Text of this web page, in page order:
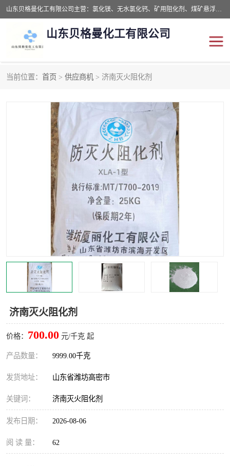
山东贝格曼化工有限公司主营：氯化镁、无水氯化钙、矿用阻化剂、煤矿悬浮剂、道路抑尘剂、氢氧化镁，防灭火剂等，公司位于山东省潍坊市滨海经济开发区,是专业从事对各种精细化工集研究、开发、制造于一体的现代化大型跨境化工企业，公司本着诚信经营、给每一位客户提供专业服务。
山东贝格曼化工有限公司
当前位置： 首页 > 供应商机 > 济南灭火阻化剂
济南灭火阻化剂
价格： 700.00 元/千克 起
产品数量： 9999.00千克
发货地址： 山东省潍坊高密市
关键词： 济南灭火阻化剂
发布日期： 2026-08-06
阅 读 量： 62
氯化钙
抑尘剂